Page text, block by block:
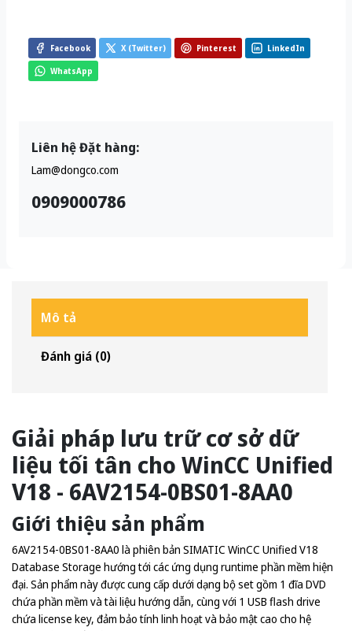
Facebook X (Twitter) Pinterest LinkedIn
WhatsApp
Liên hệ Đặt hàng:
Lam@dongco.com
0909000786
Mô tả
Đánh giá (0)
Giải pháp lưu trữ cơ sở dữ
liệu tối tân cho WinCC Unified
V18 - 6AV2154-0BS01-8AA0
Giới thiệu sản phẩm
6AV2154-0BS01-8AA0 là phiên bản SIMATIC WinCC Unified V18
Database Storage hướng tới các ứng dụng runtime phần mềm hiện
đại. Sản phẩm này được cung cấp dưới dạng bộ set gồm 1 đĩa DVD
chứa phần mềm và tài liệu hướng dẫn, cùng với 1 USB flash drive
chứa license key, đảm bảo tính linh hoạt và bảo mật cao cho hệ